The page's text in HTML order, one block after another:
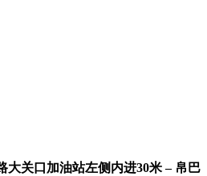
大关口加油站左侧内进30米 – 帛巴